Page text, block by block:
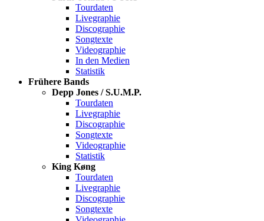
Tourdaten
Livegraphie
Discographie
Songtexte
Videographie
In den Medien
Statistik
Frühere Bands
Depp Jones / S.U.M.P.
Tourdaten
Livegraphie
Discographie
Songtexte
Videographie
Statistik
King Køng
Tourdaten
Livegraphie
Discographie
Songtexte